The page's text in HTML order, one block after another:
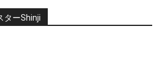
ターShinji